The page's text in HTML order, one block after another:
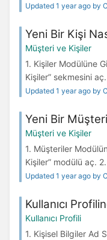
Updated 1 year ago by
Yeni Bir Kişi
Müşteri ve Kişiler
1. Kişiler Modülüne
Kişiler” sekmesini
Updated 1 year ago by
Yeni Bir
Müşteri ve Kişiler
1. Müşteriler
Kişiler” modülü aç.
Updated 1 year ago by
Kullanıcı
Kullanıcı Profili
1. Kişisel Bilgiler Ad